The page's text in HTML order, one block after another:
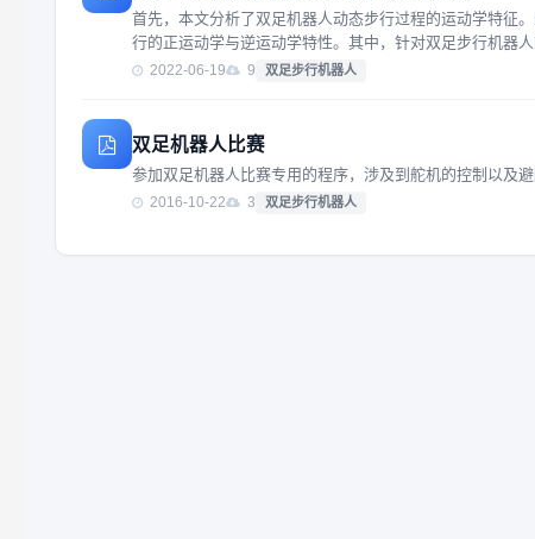
首先，本文分析了双足机器人动态步行过程的运动学特征
行的正运动学与逆运动学特性。其中，针对双足步行机器
2022-06-19 9 双足步行机器人
双足机器人比赛
参加双足机器人比赛专用的程序，涉及到舵机的控制以及
2016-10-22 3 双足步行机器人